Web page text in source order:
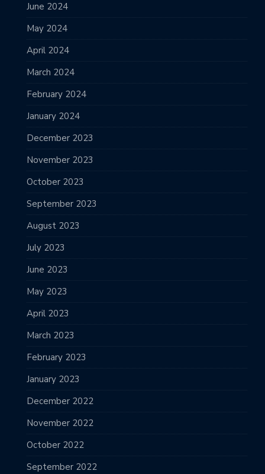
June 2024
May 2024
April 2024
March 2024
February 2024
January 2024
December 2023
November 2023
October 2023
September 2023
August 2023
July 2023
June 2023
May 2023
April 2023
March 2023
February 2023
January 2023
December 2022
November 2022
October 2022
September 2022